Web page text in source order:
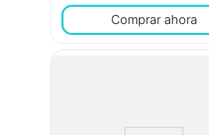
Comprar ahora